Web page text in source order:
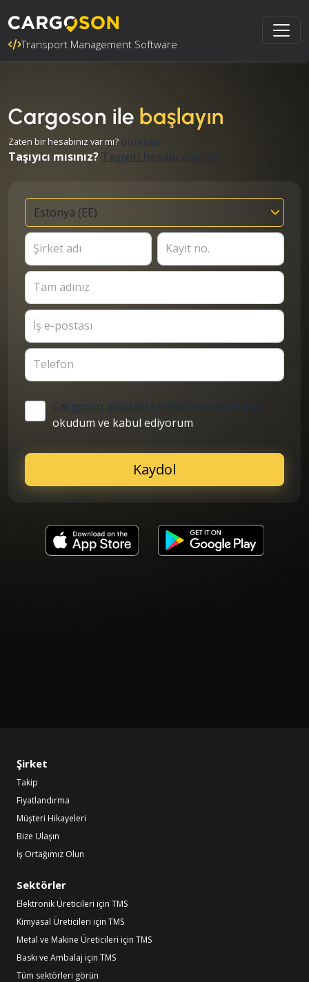
Transport Management Software
Cargoson ile başlayın
Zaten bir hesabınız var mı? Giriş yap
Taşıyıcı mısınız? Taşıyıcı hesabı oluştur
Şirket adı Kayıt no.
Tam adınız
İş e-postası
Telefon
Cargoson müşteri şartları ve koşullarını
okudum ve kabul ediyorum
Kaydol
Şirket
Takip
Fiyatlandırma
Müşteri Hikayeleri
Bize Ulaşın
İş Ortağımız Olun
Sektörler
Elektronik Üreticileri için TMS
Kimyasal Üreticileri için TMS
Metal ve Makine Üreticileri için TMS
Baskı ve Ambalaj için TMS
Tüm sektörleri görün